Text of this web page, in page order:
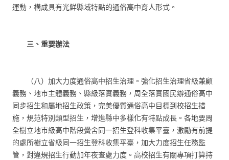
運動，構成具有光鮮縣域特點的通俗高中育人形式。
三、重要辦法
（八）加大力度通俗高中招生治理。強化招生治理省級兼顧
義務、地市主體義務、縣級落實義務，周全落實國民辦通俗高中
同步招生和屬地招生政策，完美優質通俗高中目標到校招生措
施，規范特別類型招生，增進縣中多樣化有特點成長。各地要周
全樹立地市級高中階段黌舍同一招生登科收集平臺，激勵有前提
的處所樹立省級同一招生登科收集平臺，加大力度招生任務監
管，對違規招生行動加年夜查處力度。高校招生有關專項打算持